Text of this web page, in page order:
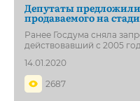
Депутаты
продаваемого на
Ранее Госдума сняла
действовавший с 2005
14.01.2020
2687